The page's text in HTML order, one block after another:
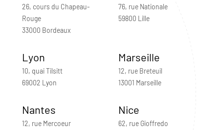
26, cours du Chapeau-
Rouge
33000 Bordeaux
76, rue Nationale
59800 Lille
Lyon
10, quai Tilsitt
69002 Lyon
Marseille
12, rue Breteuil
13001 Marseille
Nantes
12, rue Mercoeur
Nice
62, rue Gioffredo